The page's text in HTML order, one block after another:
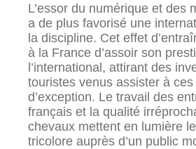
L’essor du numérique et des
a de plus favorisé une
la discipline. Cet effet
à la France d’assoir son
l’international, attirant des
touristes venus assister à
d’exception. Le travail des
français et la qualité
chevaux mettent en lumière
tricolore auprès d’un public